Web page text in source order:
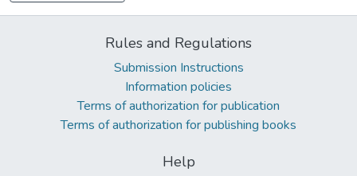
Rules and Regulations
Submission Instructions
Information policies
Terms of authorization for publication
Terms of authorization for publishing books
Help